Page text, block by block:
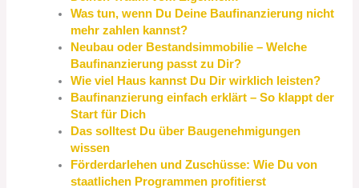
Was tun, wenn Du Deine Baufinanzierung nicht
mehr zahlen kannst?
Neubau oder Bestandsimmobilie – Welche
Baufinanzierung passt zu Dir?
Wie viel Haus kannst Du Dir wirklich leisten?
Baufinanzierung einfach erklärt – So klappt der
Start für Dich
Das solltest Du über Baugenehmigungen
wissen
Förderdarlehen und Zuschüsse: Wie Du von
staatlichen Programmen profitierst